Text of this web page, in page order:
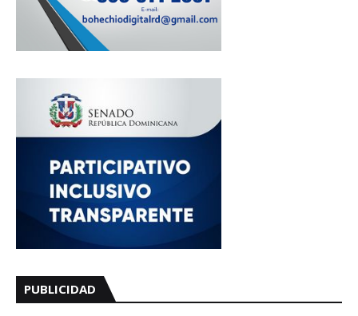
PUBLICIDAD